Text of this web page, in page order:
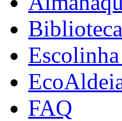
Biblioteca
FAQ